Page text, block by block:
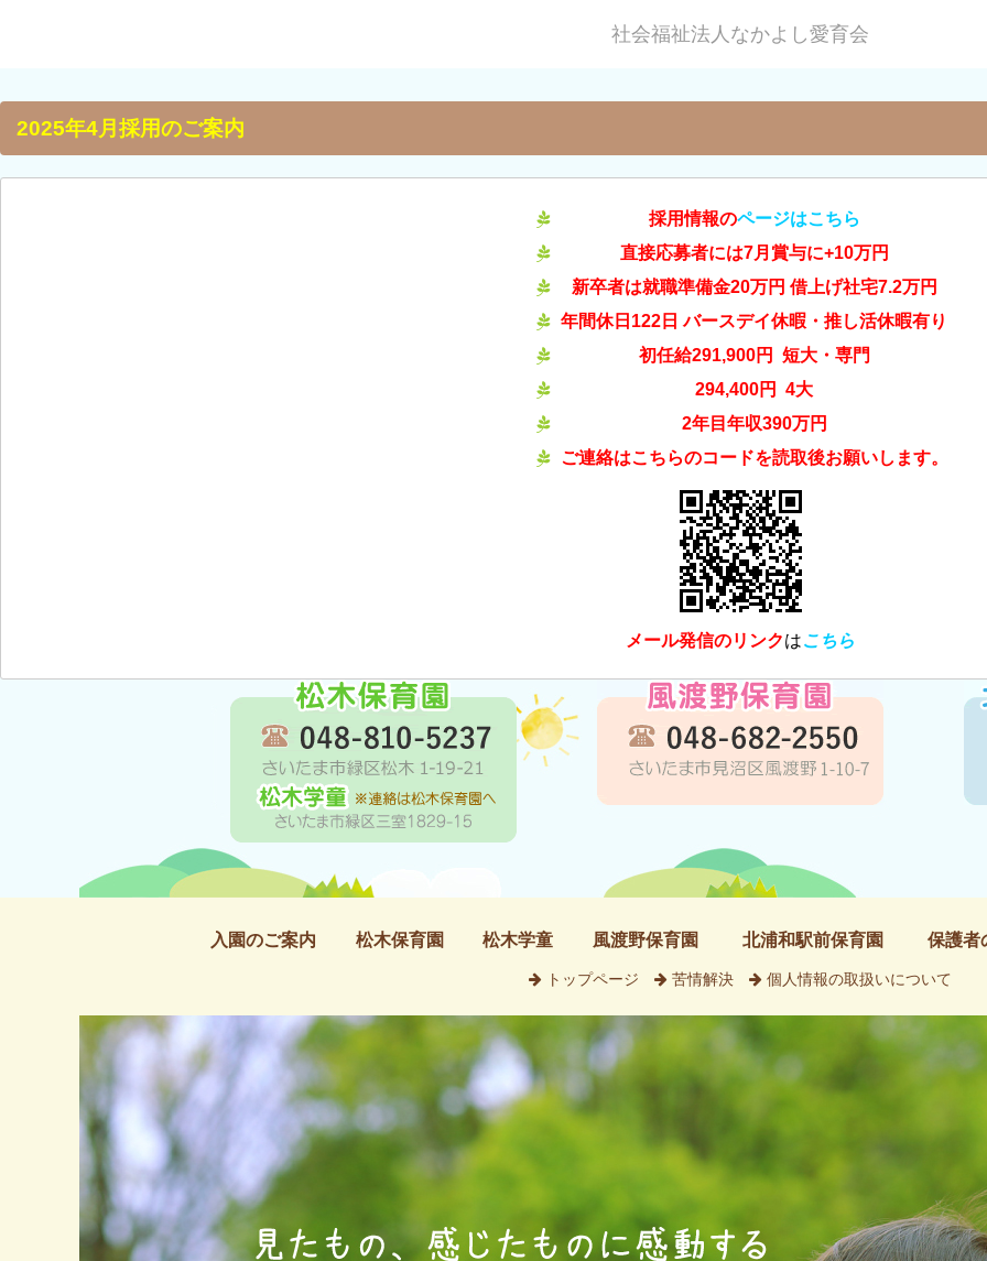
社会福祉法人なかよし愛育会
2025年4月採用のご案内
採用情報のページはこちら
直接応募者には7月賞与に+10万円
新卒者は就職準備金20万円 借上げ社宅7.2万円
年間休日122日 バースデイ休暇・推し活休暇有り
初任給291,900円 短大・専門
294,400円 4大
2年目年収390万円
ご連絡はこちらのコードを読取後お願いします。
メール発信のリンクはこちら
入園のご案内 松木保育園 松木学童 風渡野保育園 北浦和駅前保育園 保護者
トップページ 苦情解決 個人情報の取扱いについて